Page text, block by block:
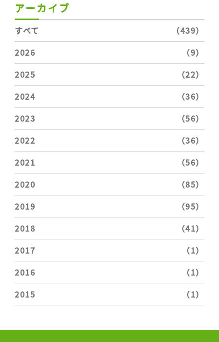
アーカイブ
すべて
（439）
2026
（9）
2025
（22）
2024
（36）
2023
（56）
2022
（36）
2021
（56）
2020
（85）
2019
（95）
2018
（41）
2017
（1）
2016
（1）
2015
（1）